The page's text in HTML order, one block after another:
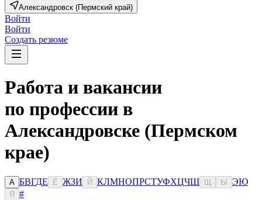
Александровск (Пермский край)
Войти
Войти
Создать резюме
Работа и вакансии
по профессии в
Александровске (Пермском
крае)
А БВГДЕ Ё ЖЗИ Й КЛМНОПРСТУФХЦЧШ Ы ЭЮ
Я
#